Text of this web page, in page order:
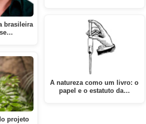
brasileira
projeto
A natureza como um livro: o
papel e o estatuto da…